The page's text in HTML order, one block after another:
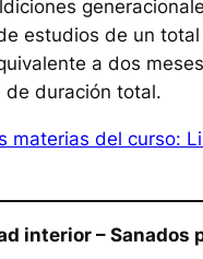
estudios de un
a dos
duración total.
materias del curso:
interior – Sanados